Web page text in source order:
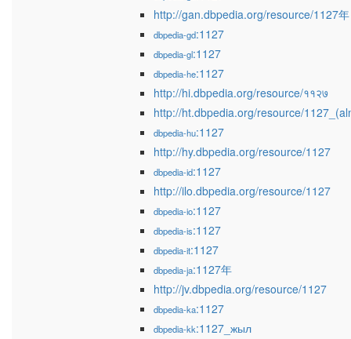
http://gan.dbpedia.org/resource/1127年
dbpedia-gd:1127
dbpedia-gl:1127
dbpedia-he:1127
http://hi.dbpedia.org/resource/११२७
http://ht.dbpedia.org/resource/
dbpedia-hu:1127
http://hy.dbpedia.org/resource/1127
dbpedia-id:1127
http://ilo.dbpedia.org/resource/1127
dbpedia-io:1127
dbpedia-is:1127
dbpedia-it:1127
dbpedia-ja:1127年
http://jv.dbpedia.org/resource/1127
dbpedia-ka:1127
dbpedia-kk:1127_жыл